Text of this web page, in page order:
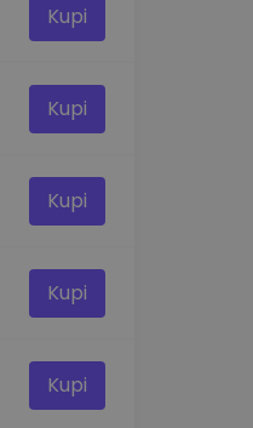
Kupi
Kupi
Kupi
Kupi
Kupi